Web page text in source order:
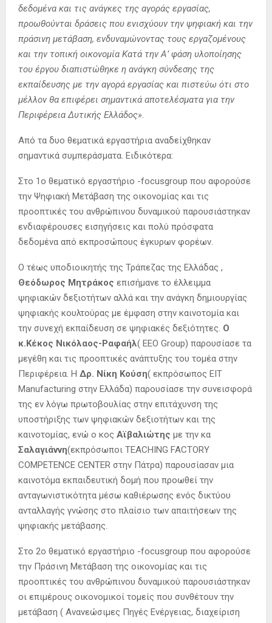
δεδομένα και τις ανάγκες της αγοράς εργασίας,
προωθούνται δράσεις που ενισχύουν την ψηφιακή και την
πράσινη μετάβαση, ενδυναμώνοντας τους εργαζομένους
και την τοπική οικονομία Κατά την Α’ φάση υλοποίησης
του έργου διαπιστώθηκε η ανάγκη σύνδεσης της
εκπαίδευσης με την αγορά εργασίας και πιστεύω ότι στο
μέλλον θα επιφέρει σημαντικά αποτελέσματα για την
Περιφέρεια Δυτικής Ελλάδος».
Από τα δυο θεματικά εργαστήρια αναδείχθηκαν
σημαντικά συμπεράσματα. Ειδικότερα:
Στο 1ο θεματικό εργαστήριο -focusgroup που αφορούσε
την Ψηφιακή Μετάβαση της οικονομίας και τις
προοπτικές του ανθρώπινου δυναμικού παρουσιάστηκαν
ενδιαφέρουσες εισηγήσεις και πολύ πρόσφατα
δεδομένα από εκπροσώπους έγκυρων φορέων.
Ο τέως υποδιοικητής της Τράπεζας της Ελλάδας ,
Θεόδωρος Μητράκος επισήμανε το έλλειμμα
ψηφιακών δεξιοτήτων αλλά και την ανάγκη δημιουργίας
ψηφιακής κουλτούρας με έμφαση στην καινοτομία και
την συνεχή εκπαίδευση σε ψηφιακές δεξιότητες. Ο
κ.Κέκος Νικόλαος-Ραφαήλ( EEO Group) παρουσίασε τα
μεγέθη και τις προοπτικές ανάπτυξης του τομέα στην
Περιφέρεια. Η Δρ. Νίκη Κούση( εκπρόσωπος ΕΙΤ
Manufacturing στην Ελλάδα) παρουσίασε την συνεισφορά
της εν λόγω πρωτοβουλίας στην επιτάχυνση της
υποστήριξης των ψηφιακών δεξιοτήτων και της
καινοτομίας, ενώ ο κος Αϊβαλιώτης με την κα
Σαλαγιάννη(εκπρόσωποι TEACHING FACTORY
COMPETENCE CENTER στην Πάτρα) παρουσίασαν μια
καινοτόμα εκπαιδευτική δομή που προωθεί την
ανταγωνιστικότητα μέσω καθιέρωσης ενός δικτύου
ανταλλαγής γνώσης στο πλαίσιο των απαιτήσεων της
ψηφιακής μετάβασης.
Στο 2ο θεματικό εργαστήριο -focusgroup που αφορούσε
την Πράσινη Μετάβαση της οικονομίας και τις
προοπτικές του ανθρώπινου δυναμικού παρουσιάστηκαν
οι επιμέρους οικονομικοί τομείς που συνθέτουν την
μετάβαση ( Ανανεώσιμες Πηγές Ενέργειας, διαχείριση